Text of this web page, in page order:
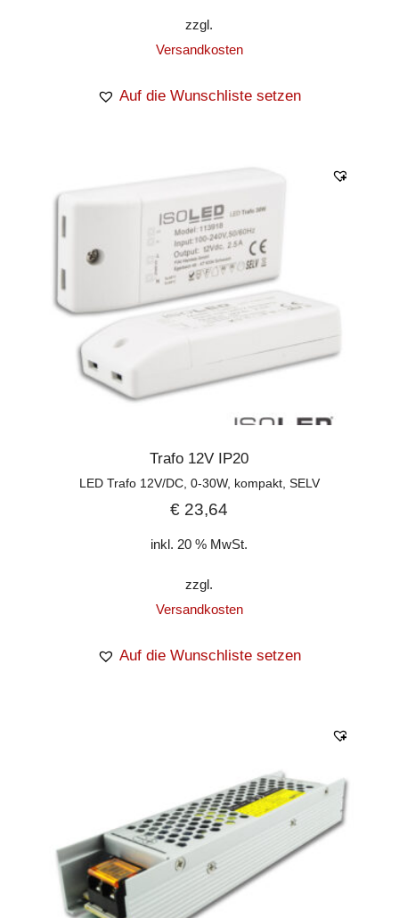
zzgl.
Versandkosten
Auf die Wunschliste setzen
Trafo 12V IP20
LED Trafo 12V/DC, 0-30W, kompakt, SELV
€ 23,64
inkl. 20 % MwSt.
zzgl.
Versandkosten
Auf die Wunschliste setzen